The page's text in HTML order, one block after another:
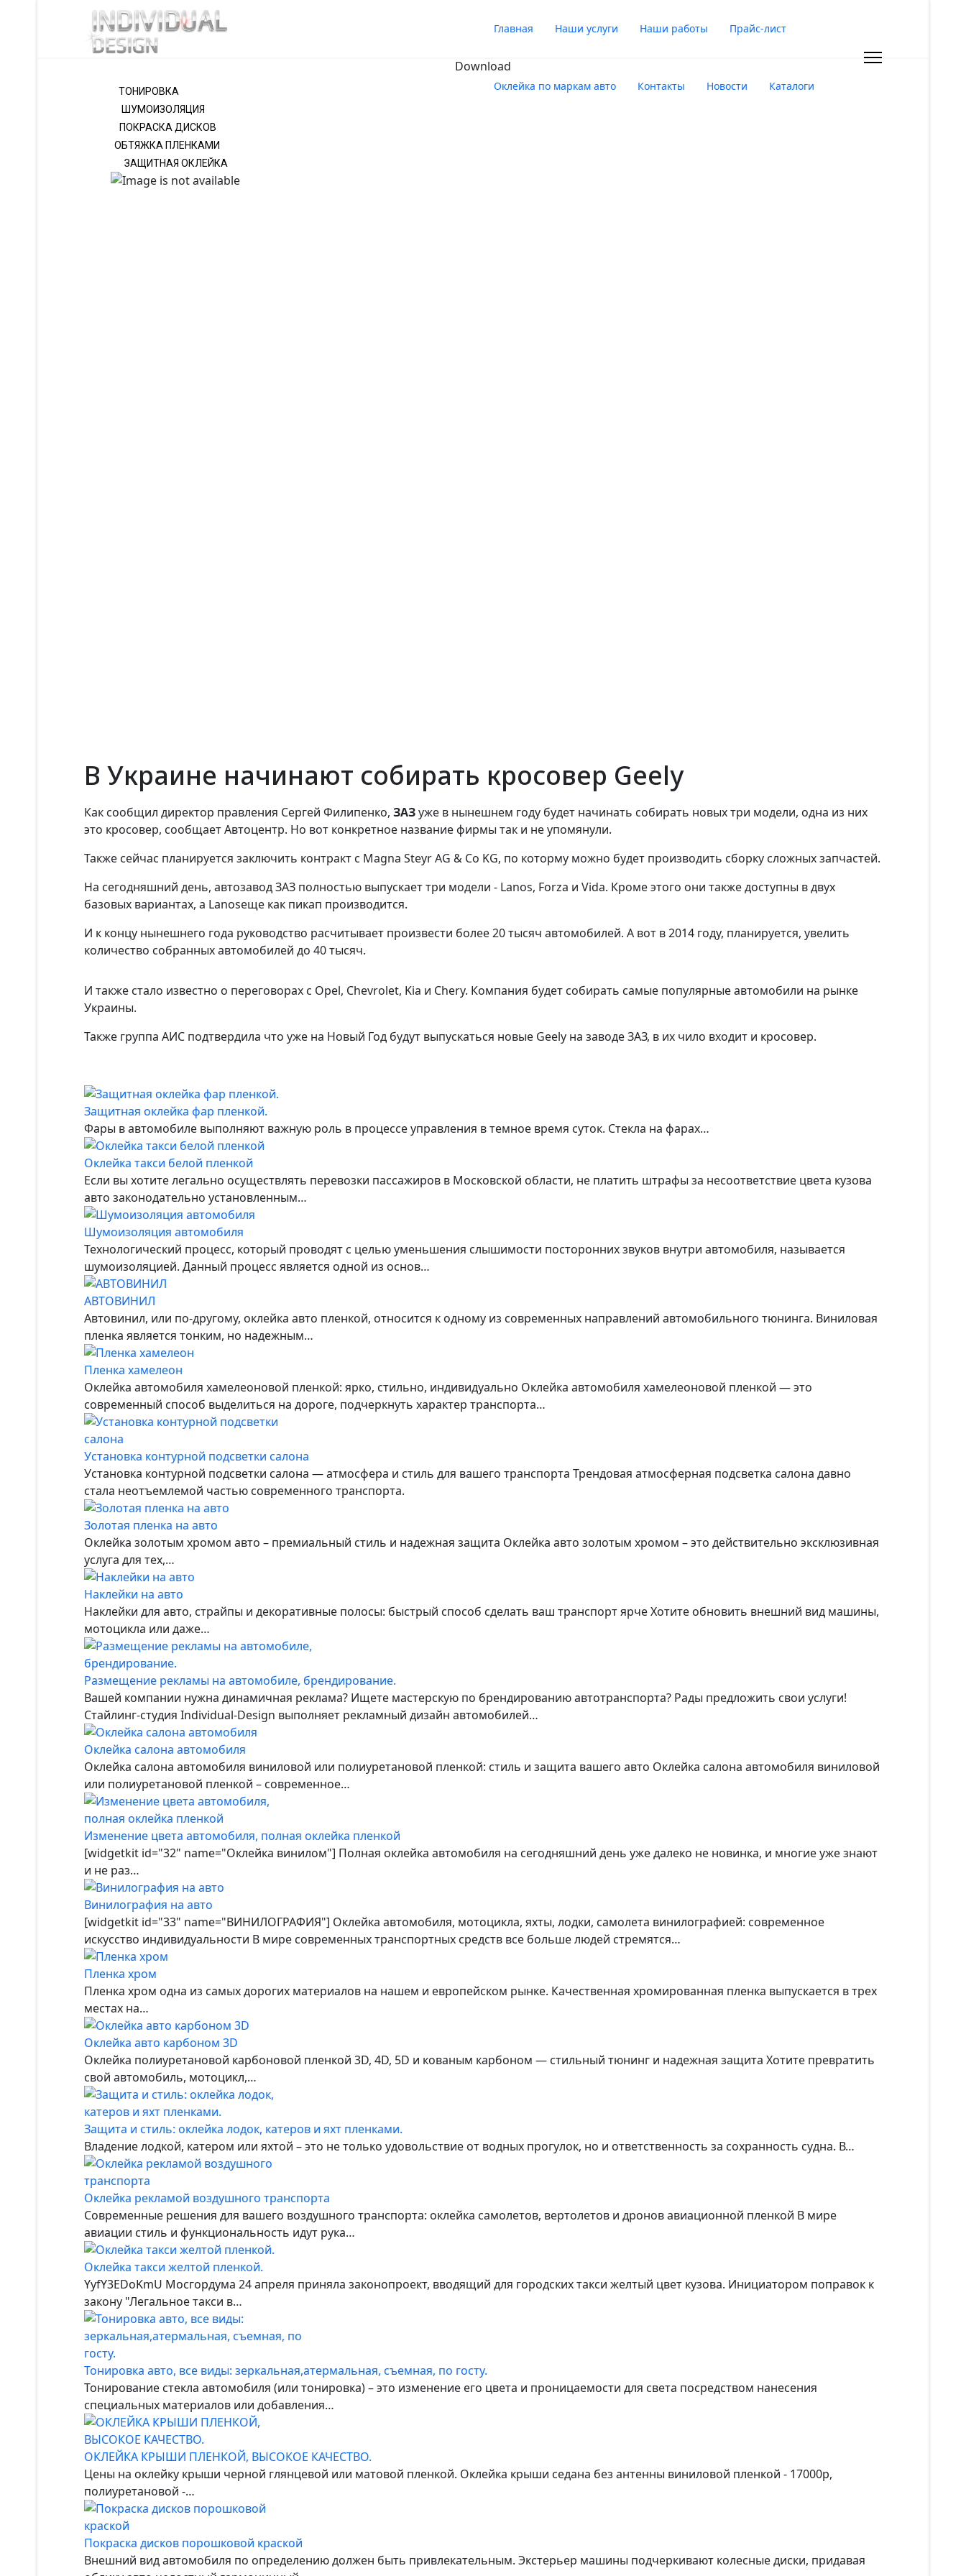
Главная Наши услуги Наши работы Прайс-лист
Оклейка по маркам авто Контакты Новости Каталоги
Download
ТОНИРОВКА
ШУМОИЗОЛЯЦИЯ
ПОКРАСКА ДИСКОВ
ОБТЯЖКА ПЛЕНКАМИ
ЗАЩИТНАЯ ОКЛЕЙКА
В Украине начинают собирать кросовер Geely
Как сообщил директор правления Сергей Филипенко, ЗАЗуже в нынешнем году будет начинать собирать новых три модели, одна из них
это кросовер, сообщает Автоцентр. Но вот конкретное название фирмы так и не упомянули.
Также сейчас планируется заключить контракт с Magna Steyr AG & Co KG, по которму можно будет производить сборку сложных запчастей.
На сегодняшний день, автозавод ЗАЗ полностью выпускает три модели - Lanos, Forza и Vida. Кроме этого они также доступны в двух
базовых вариантах, а Lanosеще как пикап производится.
И к концу нынешнего года руководство расчитывает произвести более 20 тысяч автомобилей. А вот в 2014 году, планируется, увелить
количество собранных автомобилей до 40 тысяч.
И также стало известно о переговорах с Opel, Chevrolet, Kia и Chery. Компания будет собирать самые популярные автомобили на рынке
Украины.
Также группа АИС подтвердила что уже на Новый Год будут выпускаться новые Geely на заводе ЗАЗ, в их чило входит и кросовер.
Защитная оклейка фар пленкой.
Фары в автомобиле выполняют важную роль в процессе управления в темное время суток. Стекла на фарах…
Оклейка такси белой пленкой
Если вы хотите легально осуществлять перевозки пассажиров в Московской области, не платить штрафы за несоответствие цвета кузова
авто законодательно установленным…
Шумоизоляция автомобиля
Технологический процесс, который проводят с целью уменьшения слышимости посторонних звуков внутри автомобиля, называется
шумоизоляцией. Данный процесс является одной из основ…
АВТОВИНИЛ
Автовинил, или по-другому, оклейка авто пленкой, относится к одному из современных направлений автомобильного тюнинга. Виниловая
пленка является тонким, но надежным…
Пленка хамелеон
Оклейка автомобиля хамелеоновой пленкой: ярко, стильно, индивидуально Оклейка автомобиля хамелеоновой пленкой — это
современный способ выделиться на дороге, подчеркнуть характер транспорта…
Установка контурной подсветки салона
Установка контурной подсветки салона — атмосфера и стиль для вашего транспорта Трендовая атмосферная подсветка салона давно
стала неотъемлемой частью современного транспорта.
Золотая пленка на авто
Оклейка золотым хромом авто – премиальный стиль и надежная защита Оклейка авто золотым хромом – это действительно эксклюзивная
услуга для тех,…
Наклейки на авто
Наклейки для авто, страйпы и декоративные полосы: быстрый способ сделать ваш транспорт ярче Хотите обновить внешний вид машины,
мотоцикла или даже…
Размещение рекламы на автомобиле, брендирование.
Вашей компании нужна динамичная реклама? Ищете мастерскую по брендированию автотранспорта? Рады предложить свои услуги!
Стайлинг-студия Individual-Design выполняет рекламный дизайн автомобилей…
Оклейка салона автомобиля
Оклейка салона автомобиля виниловой или полиуретановой пленкой: стиль и защита вашего авто Оклейка салона автомобиля виниловой
или полиуретановой пленкой – современное…
Изменение цвета автомобиля, полная оклейка пленкой
[widgetkit id="32" name="Оклейка винилом"] Полная оклейка автомобиля на сегодняшний день уже далеко не новинка, и многие уже знают
и не раз…
Винилография на авто
[widgetkit id="33" name="ВИНИЛОГРАФИЯ"] Оклейка автомобиля, мотоцикла, яхты, лодки, самолета винилографией: современное
искусство индивидуальности В мире современных транспортных средств все больше людей стремятся…
Пленка хром
Пленка хром одна из самых дорогих материалов на нашем и европейском рынке. Качественная хромированная пленка выпускается в трех
местах на…
Оклейка авто карбоном 3D
Оклейка полиуретановой карбоновой пленкой 3D, 4D, 5D и кованым карбоном — стильный тюнинг и надежная защита Хотите превратить
свой автомобиль, мотоцикл,…
Защита и стиль: оклейка лодок, катеров и яхт пленками.
Владение лодкой, катером или яхтой – это не только удовольствие от водных прогулок, но и ответственность за сохранность судна. В…
Оклейка рекламой воздушного транспорта
Современные решения для вашего воздушного транспорта: оклейка самолетов, вертолетов и дронов авиационной пленкой В мире
авиации стиль и функциональность идут рука…
Оклейка такси желтой пленкой.
YyfY3EDoKmU Мосгордума 24 апреля приняла законопроект, вводящий для городских такси желтый цвет кузова. Инициатором поправок к
закону "Легальное такси в…
Тонировка авто, все виды: зеркальная,атермальная, съемная, по госту.
Тонирование стекла автомобиля (или тонировка) – это изменение его цвета и проницаемости для света посредством нанесения
специальных материалов или добавления…
ОКЛЕЙКА КРЫШИ ПЛЕНКОЙ, ВЫСОКОЕ КАЧЕСТВО.
Цены на оклейку крыши черной глянцевой или матовой пленкой. Оклейка крыши седана без антенны виниловой пленкой - 17000р,
полиуретановой -…
Покраска дисков порошковой краской
Внешний вид автомобиля по определению должен быть привлекательным. Экстерьер машины подчеркивают колесные диски, придавая